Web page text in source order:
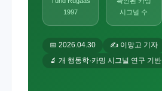
1997
시그널 수
📅 2026.04.30 ✍️ 이망고 기자
🔬 개 행동학·카밍 시그널 연구 기반